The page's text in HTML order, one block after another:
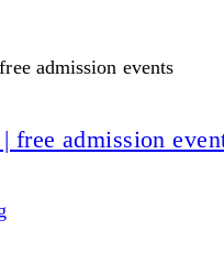
free admission